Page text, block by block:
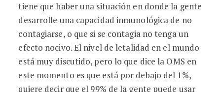
tiene que haber una situación en donde la gente
desarrolle una capacidad inmunológica de no
contagiarse, o que si se contagia no tenga un
efecto nocivo. El nivel de letalidad en el mundo
está muy discutido, pero lo que dice la OMS en
este momento es que está por debajo del 1%,
quiere decir que el 99% de la gente puede usar